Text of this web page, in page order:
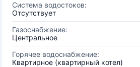
Система водостоков:
Отсутствует
Газоснабжение:
Центральное
Горячее водоснабжение:
Квартирное (квартирный котел)